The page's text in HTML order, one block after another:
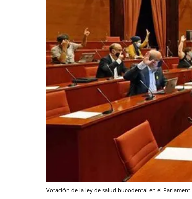
Votación de la ley de salud bucodental en el Parlament.